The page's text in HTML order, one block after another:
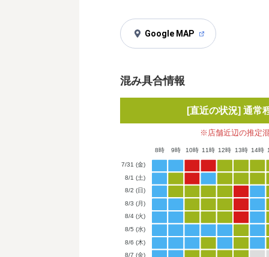
Google MAP
混み具合情報